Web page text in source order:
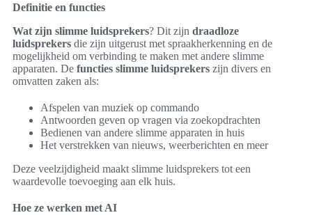
Definitie en functies
Wat zijn slimme luidsprekers? Dit zijn draadloze
luidsprekers die zijn uitgerust met spraakherkenning en de
mogelijkheid om verbinding te maken met andere slimme
apparaten. De functies slimme luidsprekers zijn divers en
omvatten zaken als:
Afspelen van muziek op commando
Antwoorden geven op vragen via zoekopdrachten
Bedienen van andere slimme apparaten in huis
Het verstrekken van nieuws, weerberichten en meer
Deze veelzijdigheid maakt slimme luidsprekers tot een
waardevolle toevoeging aan elk huis.
Hoe ze werken met AI